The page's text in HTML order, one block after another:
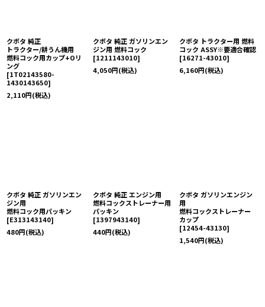
クボタ 純正
トラクター/耕うん機用
燃料コック用カップ+Oリ
ング
[1T02143580-
1430143650]
2,110円(税込)
クボタ 純正 ガソリンエン
ジン用 燃料コック
[1211143010]
4,050円(税込)
クボタ トラクター用 燃料
コック ASSY※要適合確認
[16271-43010]
6,160円(税込)
クボタ 純正 ガソリンエン
ジン用
燃料コック用パッキン
[E313143140]
480円(税込)
クボタ 純正 エンジン用
燃料コックストレーナー用
パッキン
[1397943140]
440円(税込)
クボタ ガソリンエンジン
用
燃料コックストレーナー
カップ
[12454-43130]
1,540円(税込)